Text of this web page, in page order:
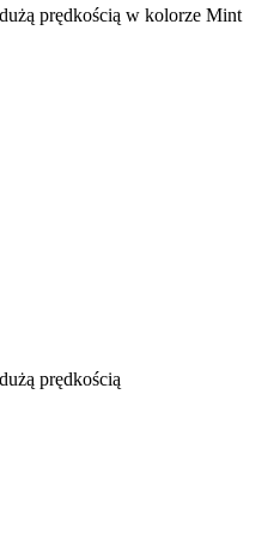
prędkością w kolorze Mint
prędkością